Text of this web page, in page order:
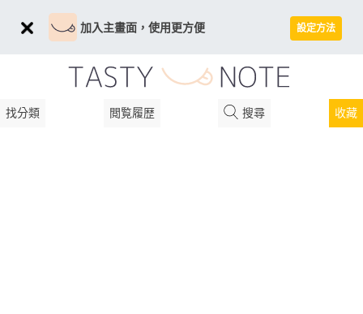
加入主畫面，使用更方便 設定方法
找分類 閲覧履歴 搜尋 收藏